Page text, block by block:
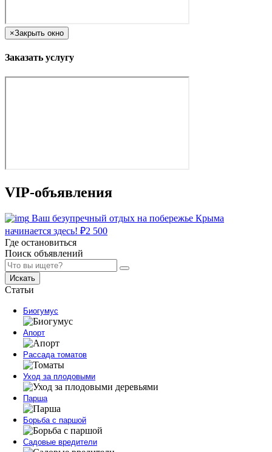
×Закрыть окно
Заказать услугу
VIP-объявления
Ваш безупречный отдых на побережье Крыма
начинается здесь! ₽2 500
Где остановиться
Поиск объявлений
Искать
Статьи
Биогумус
Апорт
Рассада томатов
Уход за плодовыми
Парша
Борьба с паршой
Садовые вредители